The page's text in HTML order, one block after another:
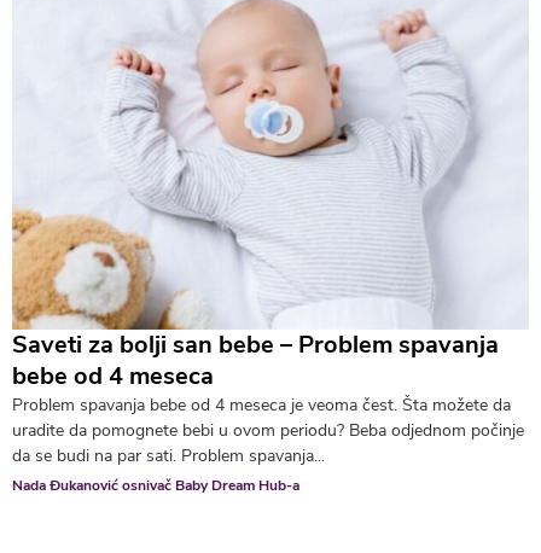
Saveti za bolji san bebe – Problem spavanja
bebe od 4 meseca
Problem spavanja bebe od 4 meseca je veoma čest. Šta možete da
uradite da pomognete bebi u ovom periodu? Beba odjednom počinje
da se budi na par sati. Problem spavanja...
Nada Đukanović osnivač Baby Dream Hub-a